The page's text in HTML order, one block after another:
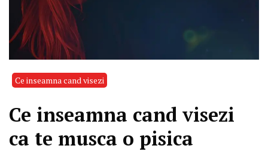
Ce inseamna cand visezi
Ce inseamna cand visezi
ca te musca o pisica